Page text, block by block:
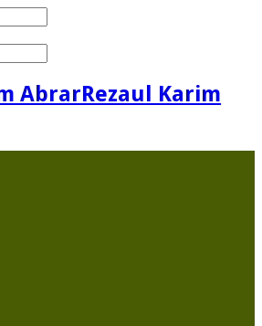
Rezaul Karim